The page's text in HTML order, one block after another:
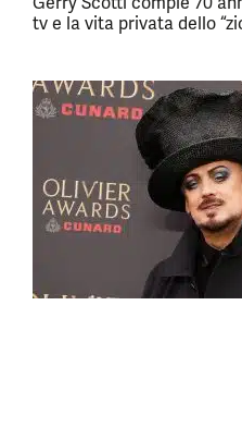
tv e la vita privata dello